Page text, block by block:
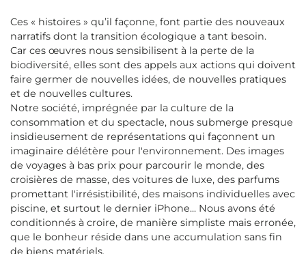
Ces « histoires » qu’il façonne, font partie des nouveaux
narratifs dont la transition écologique a tant besoin.
Car ces œuvres nous sensibilisent à la perte de la
biodiversité, elles sont des appels aux actions qui doivent
faire germer de nouvelles idées, de nouvelles pratiques
et de nouvelles cultures.
Notre société, imprégnée par la culture de la
consommation et du spectacle, nous submerge presque
insidieusement de représentations qui façonnent un
imaginaire délétère pour l'environnement. Des images
de voyages à bas prix pour parcourir le monde, des
croisières de masse, des voitures de luxe, des parfums
promettant l'irrésistibilité, des maisons individuelles avec
piscine, et surtout le dernier iPhone... Nous avons été
conditionnés à croire, de manière simpliste mais erronée,
que le bonheur réside dans une accumulation sans fin
de biens matériels.